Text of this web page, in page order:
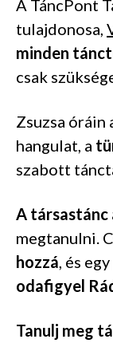
A TáncPont
tulajdonosa,
minden
csak
Zsuzsa óráin
hangulat, a
szabott
A társastánc
megtanulni.
hozzá , és egy
odafigyel
Tanulj meg